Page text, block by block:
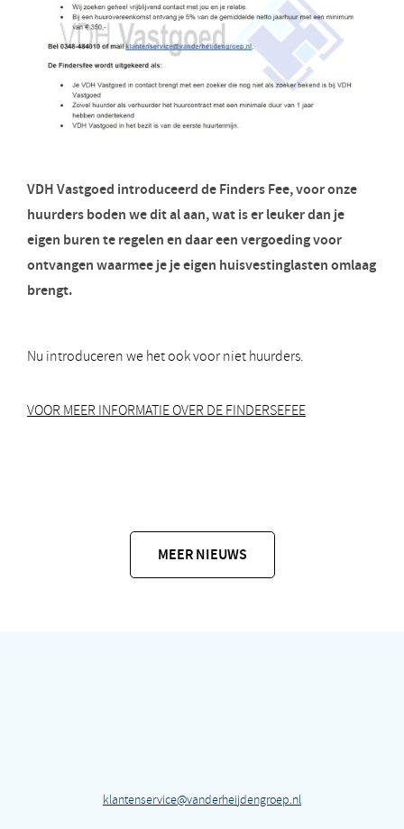
VDH Vastgoed introduceerd de Finders Fee, voor onze
huurders boden we dit al aan, wat is er leuker dan je
eigen buren te regelen en daar een vergoeding voor
ontvangen waarmee je je eigen huisvestinglasten omlaag
brengt.
Nu introduceren we het ook voor niet huurders.
VOOR MEER INFORMATIE OVER DE FINDERSEFEE
MEER NIEUWS
klantenservice@vanderheijdengroep.nl